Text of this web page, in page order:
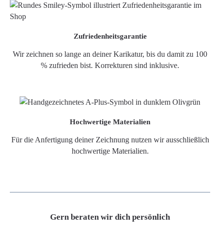
Zufriedenheitsgarantie
Wir zeichnen so lange an deiner Karikatur, bis du damit zu 100
% zufrieden bist. Korrekturen sind inklusive.
Hochwertige Materialien
Für die Anfertigung deiner Zeichnung nutzen wir ausschließlich
hochwertige Materialien.
Gern beraten wir dich persönlich